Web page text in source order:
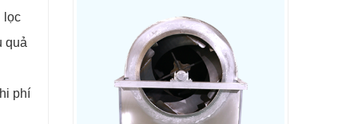
lọc
quả
phí